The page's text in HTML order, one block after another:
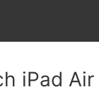
iPad